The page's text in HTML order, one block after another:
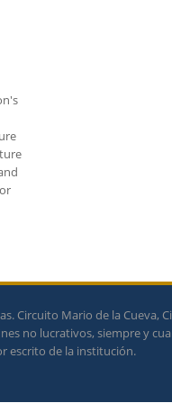
Circuito Mario de la Cueva,
no lucrativos, siempre y
escrito de la institución.